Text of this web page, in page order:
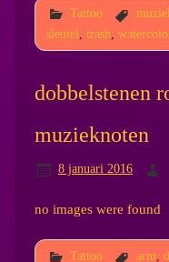
Tattoo
sleutel trash
dobbelstenen
muzieknoten
8 januari 2016
no images were found
Tattoo arm